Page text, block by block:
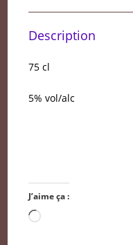
Description
75 cl
5% vol/alc
J’aime ça :
Chargement…